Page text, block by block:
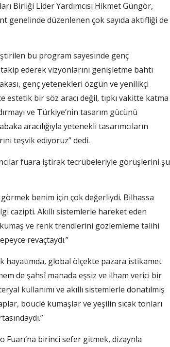
Birliği Lider Yardımcısı Hikmet Güngör,
genelinde düzenlenen çok sayıda aktifliği de
bu program sayesinde genç
ederek vizyonlarını genişletme bahtı
genç yetenekleri özgün ve yenilikçi
estetik bir söz aracı değil, tıpkı vakitte katma
ve Türkiye’nin tasarım gücünü
aracılığıyla yetenekli tasarımcıların
teşvik ediyoruz” dedi.
fuara iştirak tecrübeleriyle görüşlerini şu
benim için çok değerliydi. Bilhassa
cazipti. Akıllı sistemlerle hareket eden
ve renk trendlerini gözlemleme talihi
revaçtaydı.”
hayatımda, global ölçekte pazara istikamet
de şahsî manada eşsiz ve ilham verici bir
kullanımı ve akıllı sistemlerle donatılmış
bouclé kumaşlar ve yeşilin sıcak tonları
birinci sefer gitmek, dizaynla